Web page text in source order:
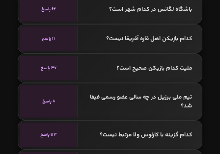
باشگاه لگانس در کدام شهر است؟ 62 پاسخ
کدام بازیکن اهل قاره آفریقا نیست؟ 11 پاسخ
ملیت کدام بازیکن صحیح است؟ 37 پاسخ
تیم ملی برزیل در چه سالی عضو رسمی فیفا
شد؟
8 پاسخ
کدام گزینه با کارلوس ولا مرتبط نیست؟ 113 پاسخ